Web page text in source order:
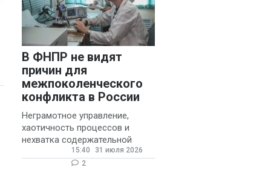
В ФНПР не видят
причин для
межпоколенческого
конфликта в России
Неграмотное управление,
хаотичность процессов и
нехватка содержательной
обратной связи от
руководителя являются
15:40
31 июля 2026
2